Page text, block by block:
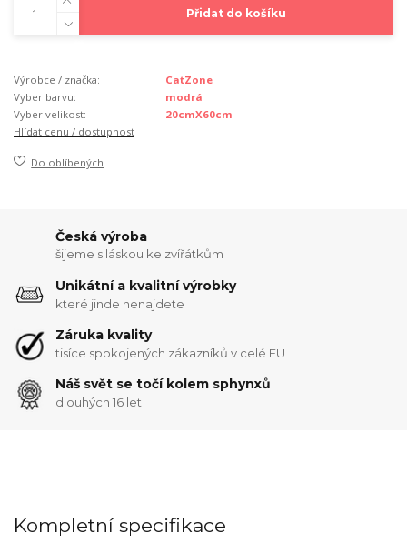
Přidat do košíku
Výrobce / značka:
CatZone
Vyber barvu:
modrá
Vyber velikost:
20cmX60cm
Hlídat cenu / dostupnost
Do oblíbených
Česká výroba
šijeme s láskou ke zvířátkům
Unikátní a kvalitní výrobky
které jinde nenajdete
Záruka kvality
tisíce spokojených zákazníků v celé EU
Náš svět se točí kolem sphynxů
dlouhých 16 let
Kompletní specifikace